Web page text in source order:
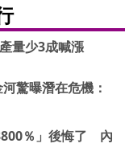
量少3成喊漲
驚曝潛在危機：
％」後悔了 內